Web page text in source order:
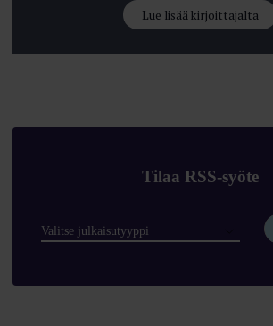
Lue lisää kirjoittajalta
Tilaa RSS-syöte